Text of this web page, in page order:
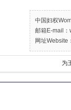
中国妇权
邮箱E-mail
网址Website
为